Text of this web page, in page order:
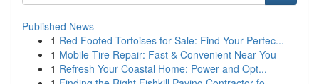
Published News
1 Red Footed Tortoises for Sale: Find Your Perfec...
1 Mobile Tire Repair: Fast & Convenient Near You
1 Refresh Your Coastal Home: Power and Opt...